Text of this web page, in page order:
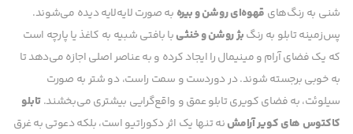
شنی به رنگ‌های قهوه‌ای روشن و بیره به صورت لایه‌لایه دیده می‌شوند.
پس‌زمینه تابلو به رنگبژ روشن و خنثیبا بافتی شبیه به کاغذ یا پارچه است
که یک فضای آرام و مینیمال را ایجاد کرده و به عناصر اصلی اجازه می‌دهد تا
به خوبی برجسته شوند. در دوردست و سمت راست، دو شتر به صورت
سیلوئت، به فضای کویری تابلو عمق و واقع‌گرایی بیشتری می‌بخشند.تابلو
کاکتوس های کویر آرامشنه تنها یک اثر دکوراتیو است، بلکه دعوتی به غرق